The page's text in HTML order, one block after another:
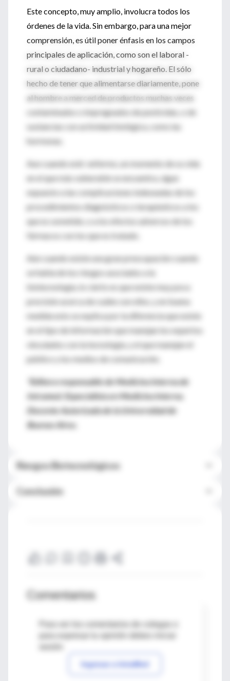
Este concepto, muy amplio, involucra todos los
órdenes de la vida. Sin embargo, para una mejor
comprensión, es útil poner énfasis en los campos
principales de aplicación, como son el laboral -
rural o ciudadano- industrial y hogareño. El sólo
hecho de tener que alimentarse diariamente, pone
al hombre a merced de productos muchas veces
contaminados o impregnados de pesticidas, o de
sustancias con actividad biológica, como las
hormonas.
Aun cuando esté enfermo, un momento de su vida
en el que más vulnerable se encuentra, sigue
expuesto a las complicaciones indeseadas de los
procedimientos diagnósticos o terapéuticos a los
que es sometido, o a los efectos adversos de los
fármacos con los que es tratado.
Aún cuando existe una gran preocupación cuando
se habla de los riesgos asociados a la
biotecnología, lo cierto es que existe muy poca
precisión acerca de cuáles son ellos, y en buena
medida esto se explica por la diferencia que existe
en el tipo de información que manejan los expertos
vinculados con la tecnología, y el que manejan el
público y los medios de comunicación.
*Editora responsable de Medicina Interna de
Intramed. Especialista en Medicina Interna.
Docente Autorizada de la Universidad de
Buenos Aires.
Riesgos Biotecnológicos
Conclusión
Comentarios
Para ver los comentarios de colegas o
Ingresar a IntraMed